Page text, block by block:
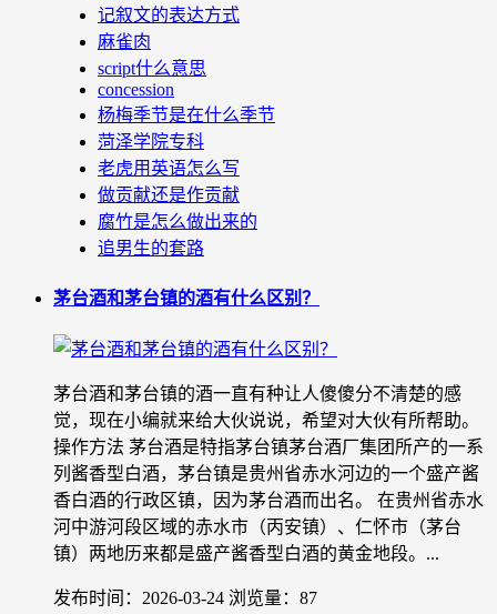
记叙文的表达方式
麻雀肉
script什么意思
concession
杨梅季节是在什么季节
菏泽学院专科
老虎用英语怎么写
做贡献还是作贡献
腐竹是怎么做出来的
追男生的套路
茅台酒和茅台镇的酒有什么区别？
茅台酒和茅台镇的酒一直有种让人傻傻分不清楚的感
觉，现在小编就来给大伙说说，希望对大伙有所帮助。
操作方法 茅台酒是特指茅台镇茅台酒厂集团所产的一系
列酱香型白酒，茅台镇是贵州省赤水河边的一个盛产酱
香白酒的行政区镇，因为茅台酒而出名。 在贵州省赤水
河中游河段区域的赤水市（丙安镇）、仁怀市（茅台
镇）两地历来都是盛产酱香型白酒的黄金地段。...
发布时间：2026-03-24 浏览量：87